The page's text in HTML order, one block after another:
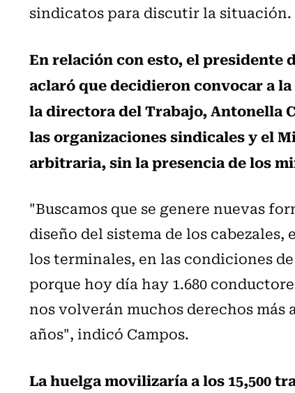
sindicatos para discutir la situación.
En relación con esto, el presidente
aclaró que decidieron convocar a
la directora del Trabajo, Antonella
las organizaciones sindicales y el
arbitraria, sin la presencia de los
"Buscamos que se genere nuevas
diseño del sistema de los
los terminales, en las condiciones
porque hoy día hay 1.680
nos volverán muchos derechos
años", indicó Campos.
La huelga movilizaría a los 15,500